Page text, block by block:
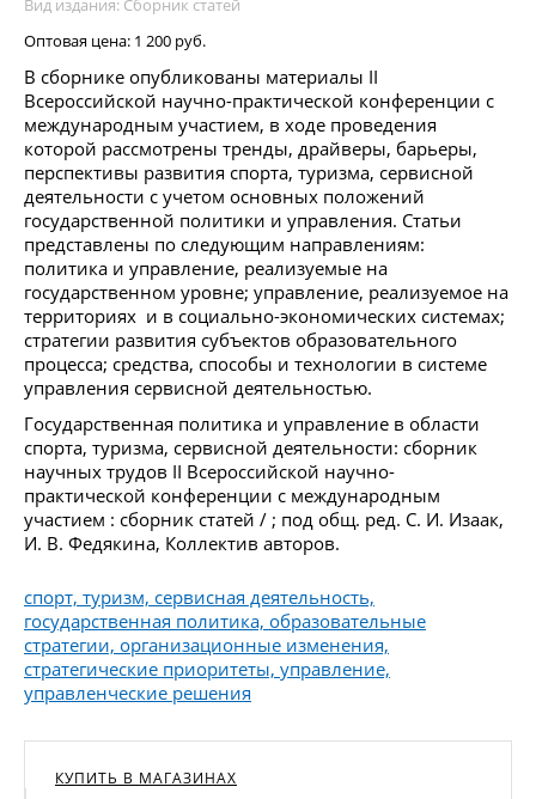
Оптовая цена: 1 200 руб.
В сборнике опубликованы материалы II
Всероссийской научно-практической конференции с
международным участием, в ходе проведения
которой рассмотрены тренды, драйверы, барьеры,
перспективы развития спорта, туризма, сервисной
деятельности с учетом основных положений
государственной политики и управления. Статьи
представлены по следующим направлениям:
политика и управление, реализуемые на
государственном уровне; управление, реализуемое на
территориях и в социально-экономических системах;
стратегии развития субъектов образовательного
процесса; средства, способы и технологии в системе
управления сервисной деятельностью.
Государственная политика и управление в области
спорта, туризма, сервисной деятельности: сборник
научных трудов II Всероссийской научно-
практической конференции с международным
участием : сборник статей / ; под общ. ред. С. И. Изаак,
И. В. Федякина, Коллектив авторов.
спорт, туризм, сервисная деятельность,
государственная политика, образовательные
стратегии, организационные изменения,
стратегические приоритеты, управление,
управленческие решения
КУПИТЬ В МАГАЗИНАХ